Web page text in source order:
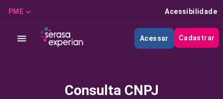
PME Acessibilidade
Acessar Cadastrar
Consulta CNPJ